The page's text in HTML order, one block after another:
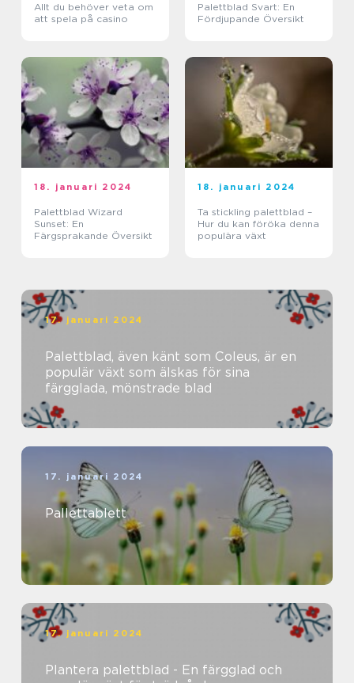
Allt du behöver veta om
att spela på casino
Palettblad Svart: En
Fördjupande Översikt
18. januari 2024
Palettblad Wizard
Sunset: En
Färgsprakande Översikt
18. januari 2024
Ta stickling palettblad –
Hur du kan föröka denna
populära växt
17. januari 2024
Palettblad, även känt som Coleus, är en
populär växt som älskas för sina
färgglada, mönstrade blad
17. januari 2024
Pallettablett
17. januari 2024
Plantera palettblad - En färgglad och